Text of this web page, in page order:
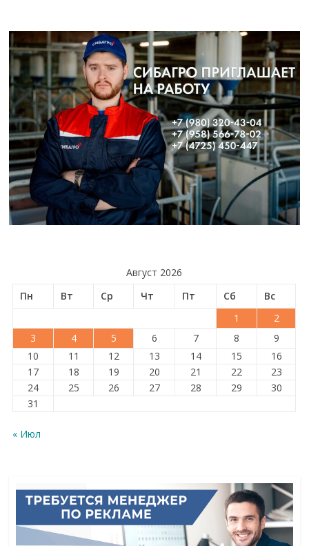
Август 2026
Пн
Вт Ср Чт Пт Сб
Вс
1
2
3
4 5 6 7 8
9
10
11 12 13 14 15
16
17
18 19 20 21 22
23
24
25 26 27 28 29
30
31
« Июл